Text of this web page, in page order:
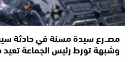
مصـ.رع سيدة مسنة في حادثة
وشبهة تورط رئيس الجماعة